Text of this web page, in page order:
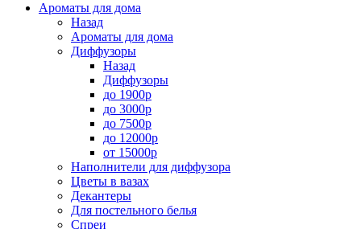
Ароматы для дома
Назад
Ароматы для дома
Диффузоры
Назад
Диффузоры
до 1900р
до 3000р
до 7500р
до 12000р
от 15000р
Наполнители для диффузора
Цветы в вазах
Декантеры
Для постельного белья
Спреи